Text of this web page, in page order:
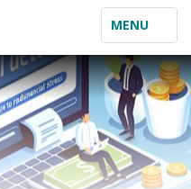
TOGGLE
NAVIGATION
MENU